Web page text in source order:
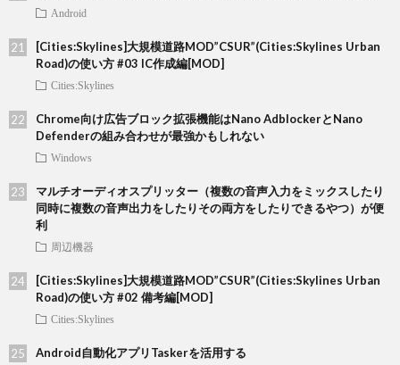
Android
[Cities:Skylines]大規模道路MOD”CSUR”(Cities:Skylines Urban
Road)の使い方 #03 IC作成編[MOD]
Cities:Skylines
Chrome向け広告ブロック拡張機能はNano AdblockerとNano
Defenderの組み合わせが最強かもしれない
Windows
マルチオーディオスプリッター（複数の音声入力をミックスしたり
同時に複数の音声出力をしたりその両方をしたりできるやつ）が便
利
周辺機器
[Cities:Skylines]大規模道路MOD”CSUR”(Cities:Skylines Urban
Road)の使い方 #02 備考編[MOD]
Cities:Skylines
Android自動化アプリTaskerを活用する